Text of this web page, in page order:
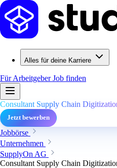
Alles für deine Karriere
Für ArbeitgeberJob finden
Consultant Supply Chain
Jetzt bewerben
Jobbörse
Unternehmen
SupplyOn AG
Consultant Supply Chain